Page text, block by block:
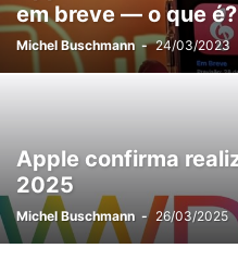
em breve — o que é?
Michel Buschmann - 24/03/2023
Apple confirma
2025
Michel Buschmann - 26/03/2025